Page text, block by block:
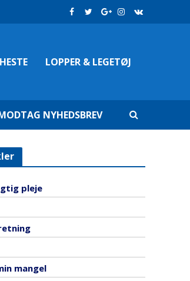
HESTE LOPPER & LEGETØJ
NYHEDSBREV
pleje
mangel